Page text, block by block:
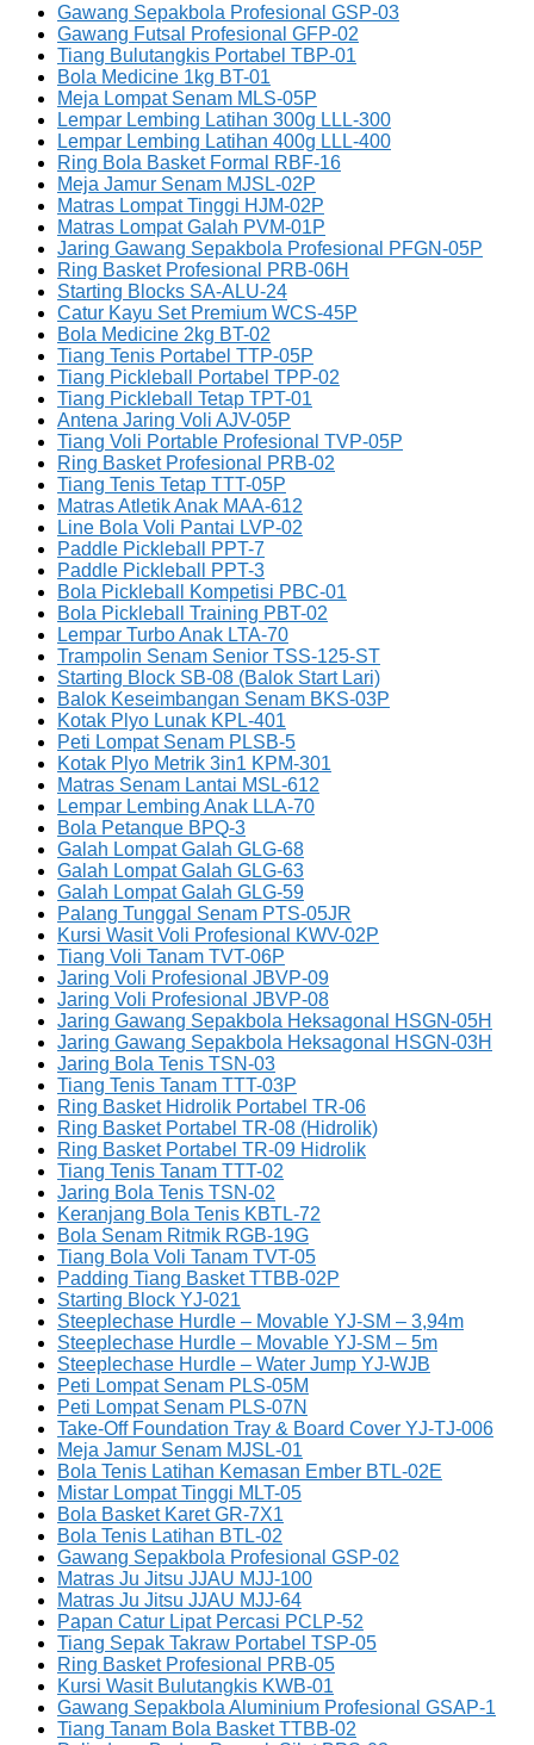
Gawang Sepakbola Profesional GSP-03
Gawang Futsal Profesional GFP-02
Tiang Bulutangkis Portabel TBP-01
Bola Medicine 1kg BT-01
Meja Lompat Senam MLS-05P
Lempar Lembing Latihan 300g LLL-300
Lempar Lembing Latihan 400g LLL-400
Ring Bola Basket Formal RBF-16
Meja Jamur Senam MJSL-02P
Matras Lompat Tinggi HJM-02P
Matras Lompat Galah PVM-01P
Jaring Gawang Sepakbola Profesional PFGN-05P
Ring Basket Profesional PRB-06H
Starting Blocks SA-ALU-24
Catur Kayu Set Premium WCS-45P
Bola Medicine 2kg BT-02
Tiang Tenis Portabel TTP-05P
Tiang Pickleball Portabel TPP-02
Tiang Pickleball Tetap TPT-01
Antena Jaring Voli AJV-05P
Tiang Voli Portable Profesional TVP-05P
Ring Basket Profesional PRB-02
Tiang Tenis Tetap TTT-05P
Matras Atletik Anak MAA-612
Line Bola Voli Pantai LVP-02
Paddle Pickleball PPT-7
Paddle Pickleball PPT-3
Bola Pickleball Kompetisi PBC-01
Bola Pickleball Training PBT-02
Lempar Turbo Anak LTA-70
Trampolin Senam Senior TSS-125-ST
Starting Block SB-08 (Balok Start Lari)
Balok Keseimbangan Senam BKS-03P
Kotak Plyo Lunak KPL-401
Peti Lompat Senam PLSB-5
Kotak Plyo Metrik 3in1 KPM-301
Matras Senam Lantai MSL-612
Lempar Lembing Anak LLA-70
Bola Petanque BPQ-3
Galah Lompat Galah GLG-68
Galah Lompat Galah GLG-63
Galah Lompat Galah GLG-59
Palang Tunggal Senam PTS-05JR
Kursi Wasit Voli Profesional KWV-02P
Tiang Voli Tanam TVT-06P
Jaring Voli Profesional JBVP-09
Jaring Voli Profesional JBVP-08
Jaring Gawang Sepakbola Heksagonal HSGN-05H
Jaring Gawang Sepakbola Heksagonal HSGN-03H
Jaring Bola Tenis TSN-03
Tiang Tenis Tanam TTT-03P
Ring Basket Hidrolik Portabel TR-06
Ring Basket Portabel TR-08 (Hidrolik)
Ring Basket Portabel TR-09 Hidrolik
Tiang Tenis Tanam TTT-02
Jaring Bola Tenis TSN-02
Keranjang Bola Tenis KBTL-72
Bola Senam Ritmik RGB-19G
Tiang Bola Voli Tanam TVT-05
Padding Tiang Basket TTBB-02P
Starting Block YJ-021
Steeplechase Hurdle – Movable YJ-SM – 3,94m
Steeplechase Hurdle – Movable YJ-SM – 5m
Steeplechase Hurdle – Water Jump YJ-WJB
Peti Lompat Senam PLS-05M
Peti Lompat Senam PLS-07N
Take-Off Foundation Tray & Board Cover YJ-TJ-006
Meja Jamur Senam MJSL-01
Bola Tenis Latihan Kemasan Ember BTL-02E
Mistar Lompat Tinggi MLT-05
Bola Basket Karet GR-7X1
Bola Tenis Latihan BTL-02
Gawang Sepakbola Profesional GSP-02
Matras Ju Jitsu JJAU MJJ-100
Matras Ju Jitsu JJAU MJJ-64
Papan Catur Lipat Percasi PCLP-52
Tiang Sepak Takraw Portabel TSP-05
Ring Basket Profesional PRB-05
Kursi Wasit Bulutangkis KWB-01
Gawang Sepakbola Aluminium Profesional GSAP-1
Tiang Tanam Bola Basket TTBB-02